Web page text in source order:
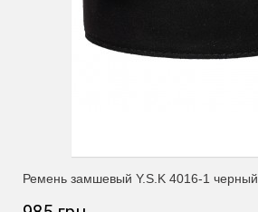
Ремень замшевый Y.S.K 4016-1 черный